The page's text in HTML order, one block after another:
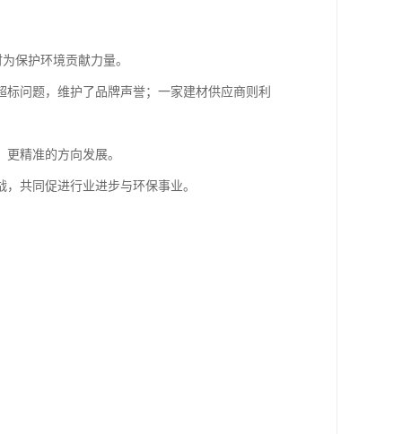
保护环境贡献力量。
问题，维护了品牌声誉；一家建材供应商则利
精准的方向发展。
共同促进行业进步与环保事业。